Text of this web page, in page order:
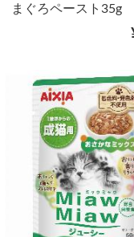
まぐろペースト35g